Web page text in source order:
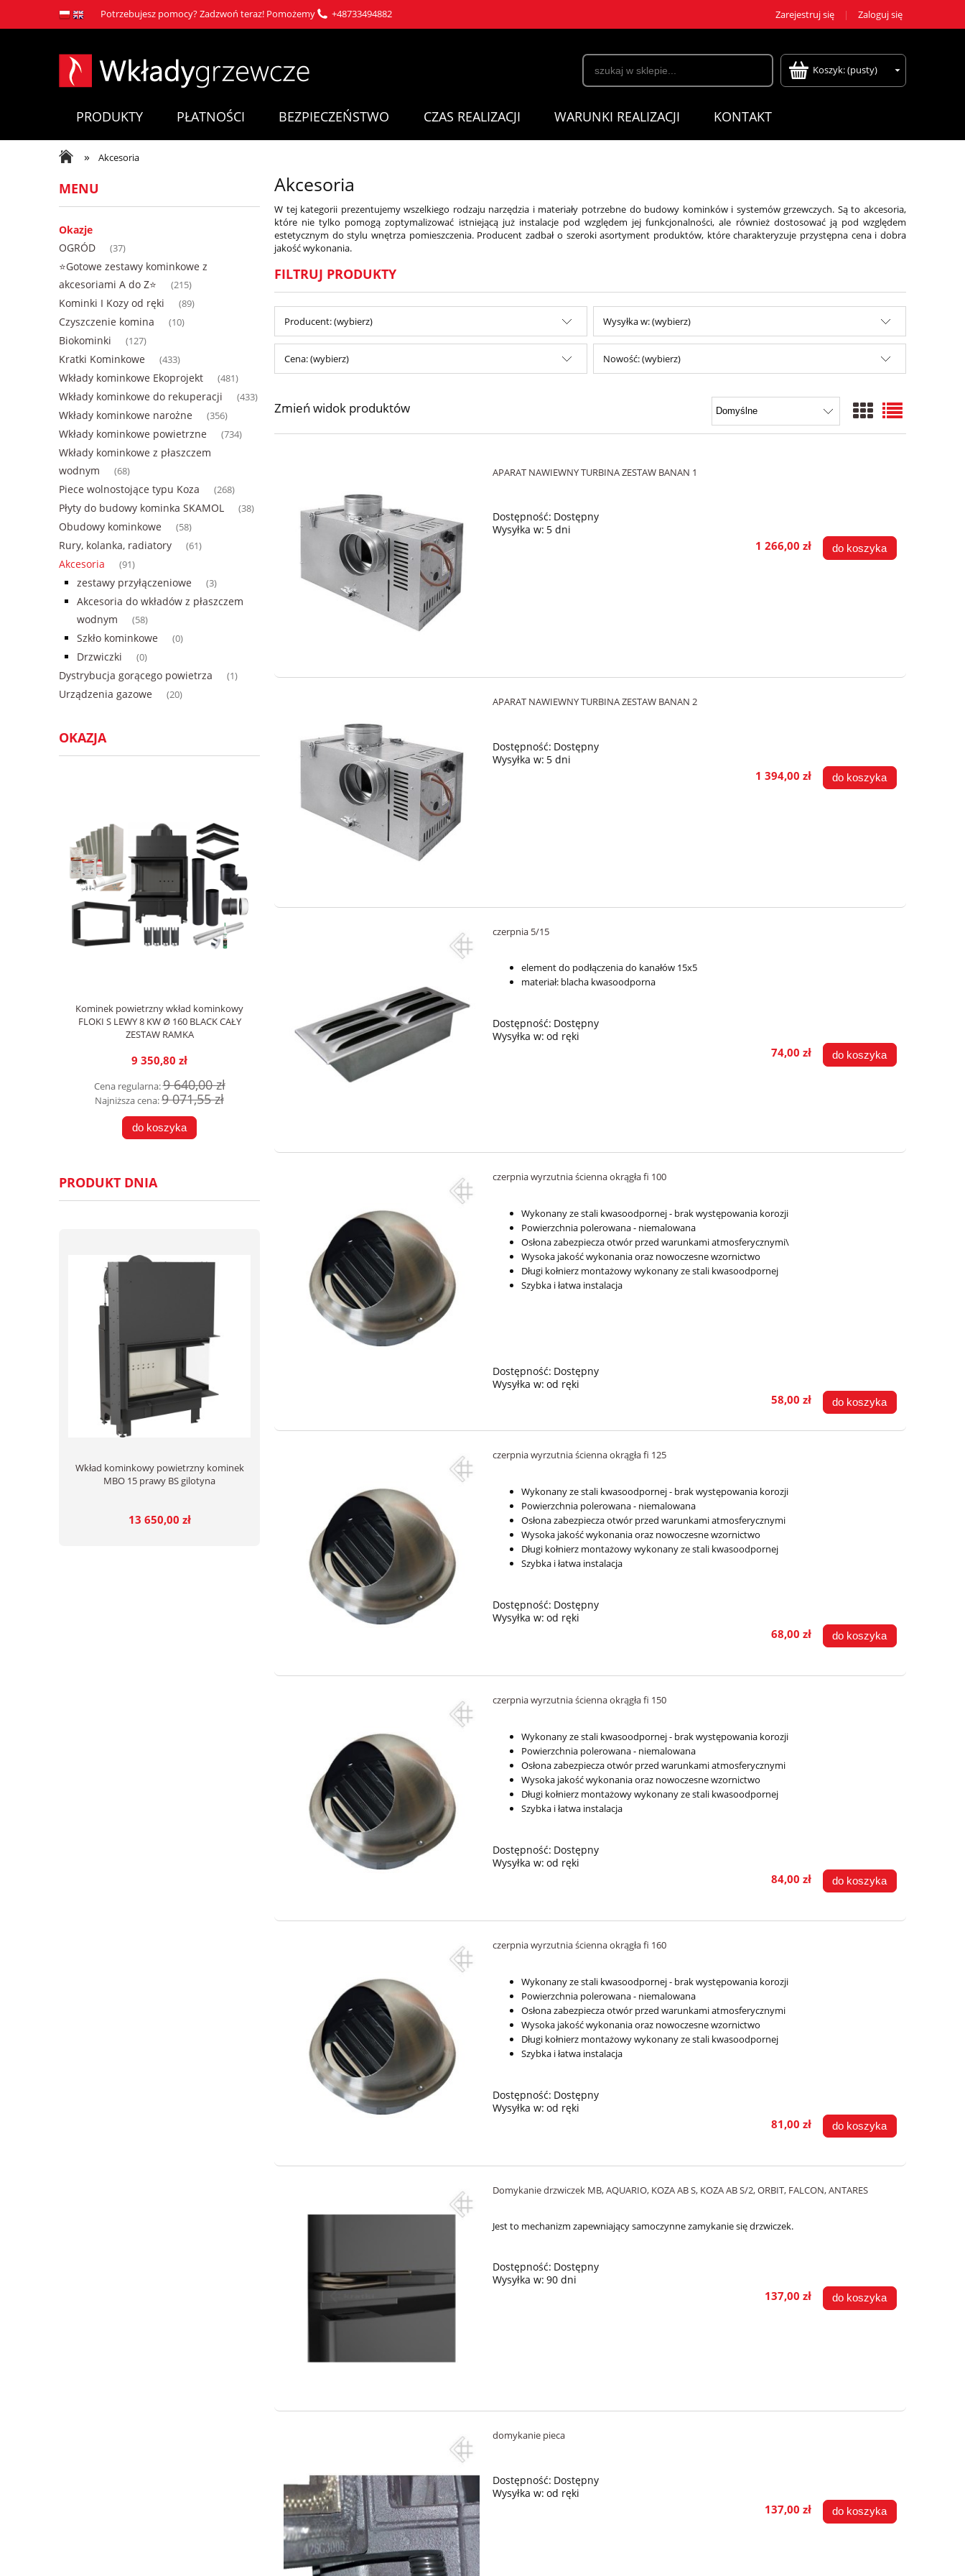
Potrzebujesz pomocy? Zadzwoń teraz! Pomożemy +48733494882 Zarejestruj się Zaloguj się
Koszyk:(pusty)
PRODUKTY PŁATNOŚCI BEZPIECZEŃSTWO CZAS REALIZACJI WARUNKI REALIZACJI KONTAKT
» Akcesoria
MENU
Okazje
OGRÓD
(37)
⭐Gotowe zestawy kominkowe z
akcesoriami A do Z⭐
(215)
Kominki I Kozy od ręki (89)
Czyszczenie komina (10)
Biokominki (127)
Kratki Kominkowe (433)
Wkłady kominkowe Ekoprojekt (481)
Wkłady kominkowe do rekuperacji (433)
Wkłady kominkowe narożne (356)
Wkłady kominkowe powietrzne (734)
Wkłady kominkowe z płaszczem
wodnym
(68)
Piece wolnostojące typu Koza (268)
Płyty do budowy kominka SKAMOL (38)
Obudowy kominkowe (58)
Rury, kolanka, radiatory (61)
Akcesoria (91)
zestawy przyłączeniowe (3)
Akcesoria do wkładów z płaszczem
wodnym
(58)
Szkło kominkowe (0)
Drzwiczki (0)
Dystrybucja gorącego powietrza (1)
Urządzenia gazowe (20)
OKAZJA
Kominek powietrzny wkład kominkowy
FLOKI S LEWY 8 KW Ø 160 BLACK CAŁY
ZESTAW RAMKA
9 350,80 zł
Cena regularna:9 640,00 zł
Najniższa cena:9 071,55 zł
do koszyka
PRODUKT DNIA
Wkład kominkowy powietrzny kominek
MBO 15 prawy BS gilotyna
13 650,00 zł
Akcesoria
W tej kategorii prezentujemy wszelkiego rodzaju narzędzia i materiały potrzebne do budowy kominków i systemów grzewczych. Są to akcesoria,
które nie tylko pomogą zoptymalizować istniejącą już instalacje pod względem jej funkcjonalności, ale również dostosować ją pod względem
estetycznym do stylu wnętrza pomieszczenia. Producent zadbał o szeroki asortyment produktów, które charakteryzuje przystępna cena i dobra
jakość wykonania.
FILTRUJ PRODUKTY
Producent: (wybierz) Wysyłka w: (wybierz)
Cena: (wybierz) Nowość: (wybierz)
Zmień widok produktów
APARAT NAWIEWNY TURBINA ZESTAW BANAN 1
Dostępność: Dostępny
Wysyłka w: 5 dni
1 266,00 zł do koszyka
APARAT NAWIEWNY TURBINA ZESTAW BANAN 2
Dostępność: Dostępny
Wysyłka w: 5 dni
1 394,00 zł do koszyka
czerpnia 5/15
element do podłączenia do kanałów 15x5
materiał: blacha kwasoodporna
Dostępność: Dostępny
Wysyłka w: od ręki
74,00 zł do koszyka
czerpnia wyrzutnia ścienna okrągła fi 100
Wykonany ze stali kwasoodpornej - brak występowania korozji
Powierzchnia polerowana - niemalowana
Osłona zabezpiecza otwór przed warunkami atmosferycznymi\
Wysoka jakość wykonania oraz nowoczesne wzornictwo
Długi kołnierz montażowy wykonany ze stali kwasoodpornej
Szybka i łatwa instalacja
Dostępność: Dostępny
Wysyłka w: od ręki
58,00 zł do koszyka
czerpnia wyrzutnia ścienna okrągła fi 125
Wykonany ze stali kwasoodpornej - brak występowania korozji
Powierzchnia polerowana - niemalowana
Osłona zabezpiecza otwór przed warunkami atmosferycznymi
Wysoka jakość wykonania oraz nowoczesne wzornictwo
Długi kołnierz montażowy wykonany ze stali kwasoodpornej
Szybka i łatwa instalacja
Dostępność: Dostępny
Wysyłka w: od ręki
68,00 zł do koszyka
czerpnia wyrzutnia ścienna okrągła fi 150
Wykonany ze stali kwasoodpornej - brak występowania korozji
Powierzchnia polerowana - niemalowana
Osłona zabezpiecza otwór przed warunkami atmosferycznymi
Wysoka jakość wykonania oraz nowoczesne wzornictwo
Długi kołnierz montażowy wykonany ze stali kwasoodpornej
Szybka i łatwa instalacja
Dostępność: Dostępny
Wysyłka w: od ręki
84,00 zł do koszyka
czerpnia wyrzutnia ścienna okrągła fi 160
Wykonany ze stali kwasoodpornej - brak występowania korozji
Powierzchnia polerowana - niemalowana
Osłona zabezpiecza otwór przed warunkami atmosferycznymi
Wysoka jakość wykonania oraz nowoczesne wzornictwo
Długi kołnierz montażowy wykonany ze stali kwasoodpornej
Szybka i łatwa instalacja
Dostępność: Dostępny
Wysyłka w: od ręki
81,00 zł do koszyka
Domykanie drzwiczek MB, AQUARIO, KOZA AB S, KOZA AB S/2, ORBIT, FALCON, ANTARES
Jest to mechanizm zapewniający samoczynne zamykanie się drzwiczek.
Dostępność: Dostępny
Wysyłka w: 90 dni
137,00 zł do koszyka
domykanie pieca
Dostępność: Dostępny
Wysyłka w: od ręki
137,00 zł do koszyka